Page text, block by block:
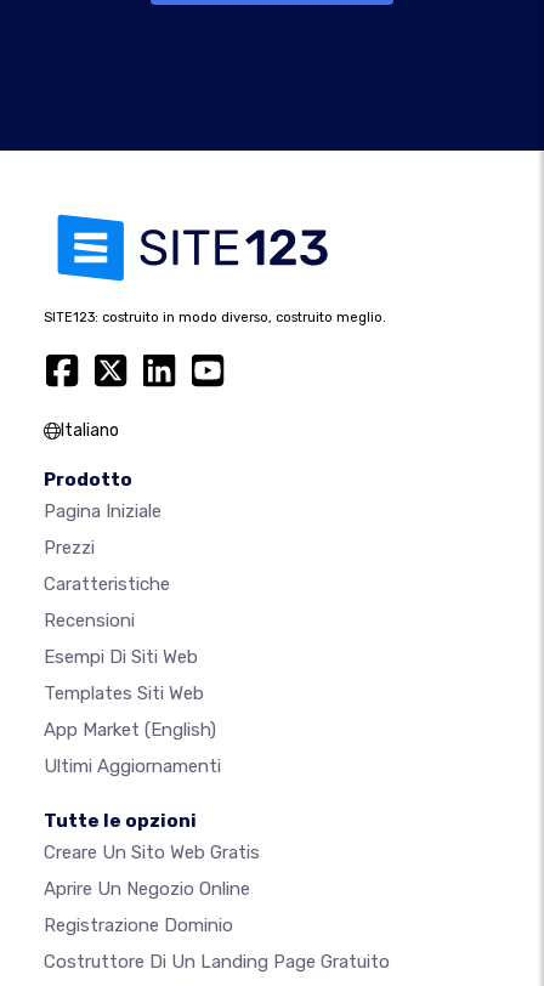
SITE123: costruito in modo diverso, costruito meglio.
Italiano
Prodotto
Pagina Iniziale
Prezzi
Caratteristiche
Recensioni
Esempi Di Siti Web
Templates Siti Web
App Market (English)
Ultimi Aggiornamenti
Tutte le opzioni
Creare Un Sito Web Gratis
Aprire Un Negozio Online
Registrazione Dominio
Costruttore Di Un Landing Page Gratuito